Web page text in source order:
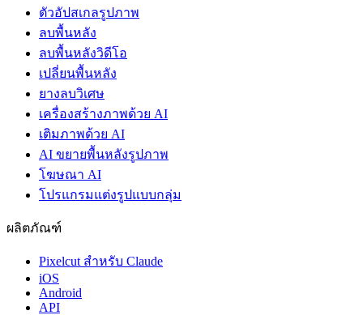
ตัวอัปสเกลรูปภาพ
ลบพื้นหลัง
ลบพื้นหลังวิดีโอ
เปลี่ยนพื้นหลัง
ยางลบวิเศษ
เครื่องสร้างภาพด้วย AI
เติมภาพด้วย AI
AI ขยายพื้นหลังรูปภาพ
โฆษณา AI
โปรแกรมแต่งรูปแบบกลุ่ม
ผลิตภัณฑ์
Pixelcut สำหรับ Claude
iOS
Android
API